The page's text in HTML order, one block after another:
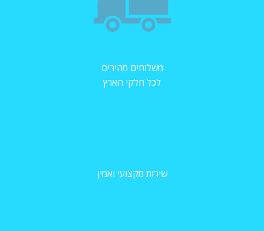
משלוחים מהירים
לכל חלקי הארץ
שירות מקצועי ואמין